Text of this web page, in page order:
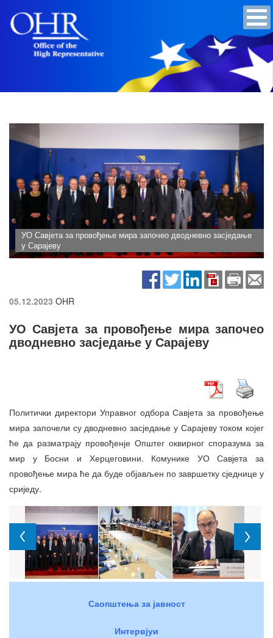
УО Савјета за провођење мира започео дводневно засједање
у Сарајеву
05.12.2023 OHR
УО Савјета за провођење мира започео
дводневно засједање у Сарајеву
Политички директори Управног одбора Савјета за провођење
мира започели су дводневно засједање у Сарајеву током којег
ће да разматрају провођенје Општег оквирног споразума за
мир у Босни и Херцеговини. Комунике УО Савјета за
провођење мира ће да буде објављен по завршетку сједнице у
сриједу.
Саопштења за јавност
Интервјуи